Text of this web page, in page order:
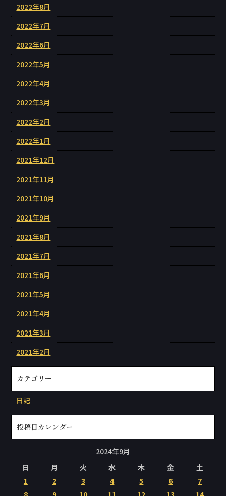
2022年8月
2022年7月
2022年6月
2022年5月
2022年4月
2022年3月
2022年2月
2022年1月
2021年12月
2021年11月
2021年10月
2021年9月
2021年8月
2021年7月
2021年6月
2021年5月
2021年4月
2021年3月
2021年2月
カテゴリー
日記
投稿日カレンダー
2024年9月
日
月 火 水 木 金
土
1
2 3 4 5 6
7